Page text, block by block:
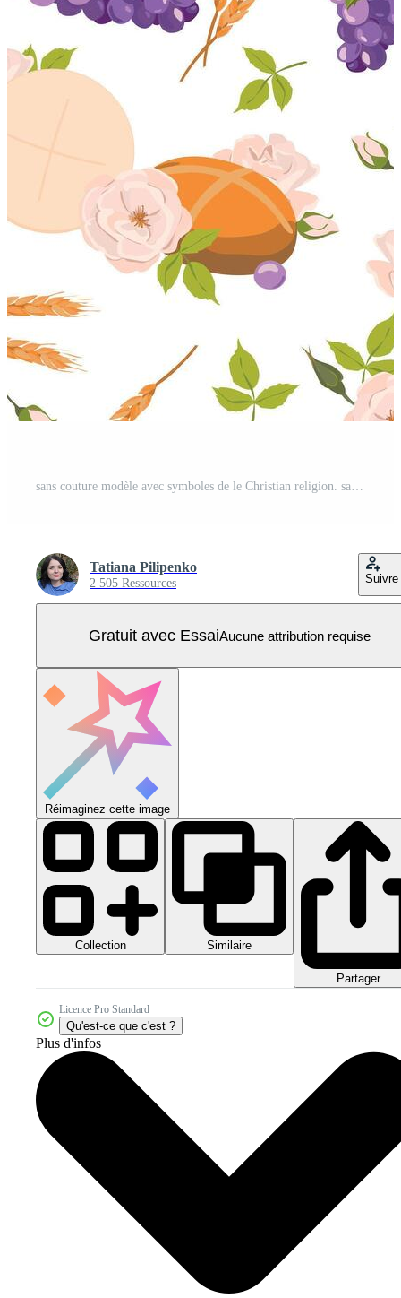
sans couture modèle avec symboles de le Christian religion. saint communion éléments - calice, raisins, pain, oreilles de maïs. . conception pour tissu, fond d'écran, textile. Vecteur Pro
Tatiana Pilipenko
2 505 Ressources Suivre
Gratuit avec EssaiAucune attribution requise
Réimaginez cette image
Collection Similaire
Partager
Licence Pro Standard
Qu'est-ce que c'est ?
Plus d'infos